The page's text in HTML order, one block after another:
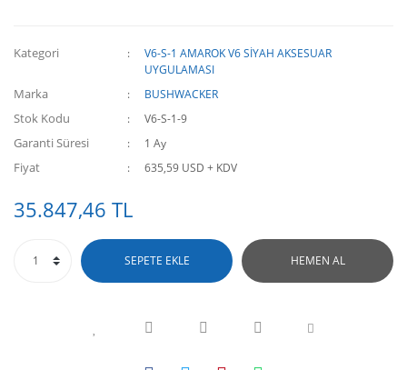
Kategori
V6-S-1 AMAROK V6 SİYAH AKSESUAR
UYGULAMASI
Marka BUSHWACKER
Stok Kodu V6-S-1-9
Garanti Süresi 1 Ay
Fiyat 635,59 USD + KDV
35.847,46 TL
SEPETE EKLE HEMEN AL